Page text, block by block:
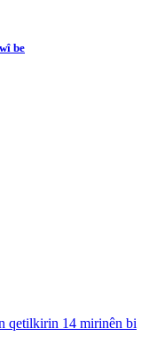
be
qetilkirin 14 mirinên bi